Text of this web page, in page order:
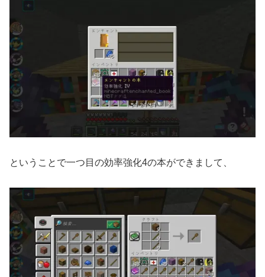
ということで一つ目の効率強化4の本ができまして、